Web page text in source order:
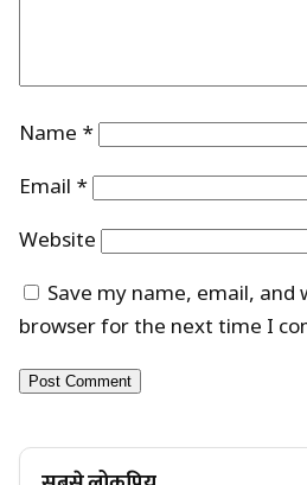
Name *
Email *
Website
Save my name, email, and
browser for the next time I